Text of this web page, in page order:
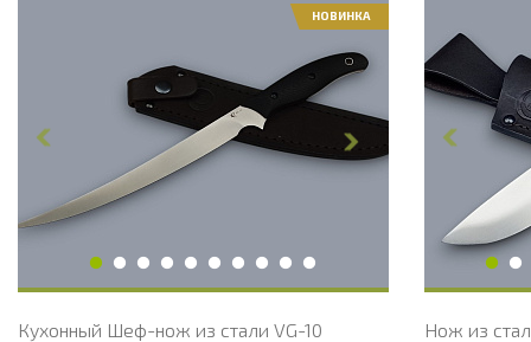
Общая длина, мм
325
Длина клинка, мм
225
Ширина клинка, мм
21
Толщина обуха, мм
2.1
Длина рукояти, мм
100
Твердость клинка, HRC
Вес, г
НОВИНКА
Кухонный Шеф-нож из стали VG-10
Общая
Длина
Ширина
Толщина
Твердость
Вес, г
Нож из